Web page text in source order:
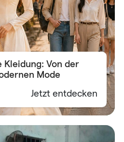
Kleidung: Von der
Mode
Jetzt entdecken